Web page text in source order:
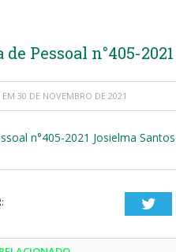
de Pessoal n°405-
EM 30 DE NOVEMBRO DE 2021
n°405-2021 Josielma